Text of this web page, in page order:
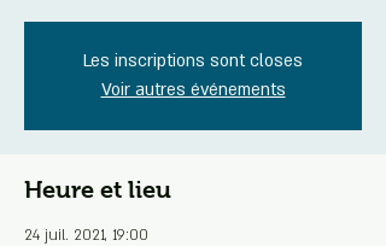
Les inscriptions sont closes
Voir autres événements
Heure et lieu
24 juil. 2021, 19:00